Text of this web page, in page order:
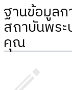
ฐานข้อมูลก
สถาบันพระ
คุณ